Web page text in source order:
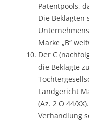
Patentpools,
Die Beklagten
Marke „B“
Der C
die Beklagte
Landgericht
(Az. 2 O 44/
Verhandlung